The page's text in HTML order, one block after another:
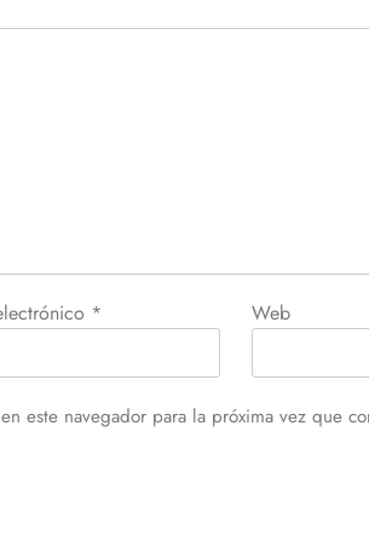
* Web
este navegador para la próxima vez que